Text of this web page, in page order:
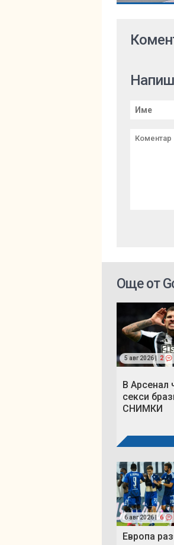
Още от
5 авг 2026 | 2
В Арсенал
секси
СНИМКИ
6 авг 2026 | 6
Европа